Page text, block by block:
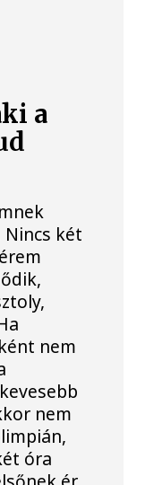
a
két
nem
nem
óra